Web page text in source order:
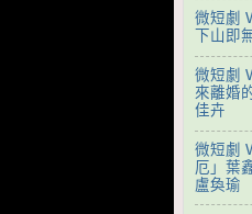
微短劇
下山即
微短劇
來離婚
佳卉
微短劇
厄」葉
盧奐瑜